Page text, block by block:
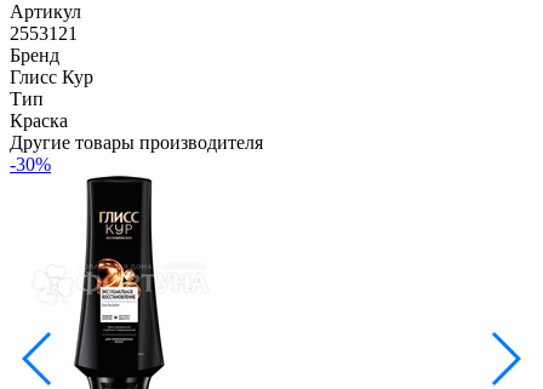
Артикул
2553121
Бренд
Глисс Кур
Тип
Краска
Другие товары производителя
-30%